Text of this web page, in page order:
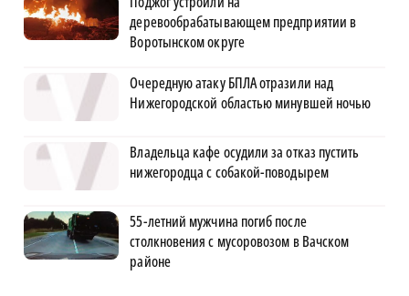
деревообрабатывающем предприятии в
Воротынском округе
Очередную атаку БПЛА отразили над
Нижегородской областью минувшей ночью
Владельца кафе осудили за отказ пустить
нижегородца с собакой-поводырем
55-летний мужчина погиб после
столкновения с мусоровозом в Вачском
районе